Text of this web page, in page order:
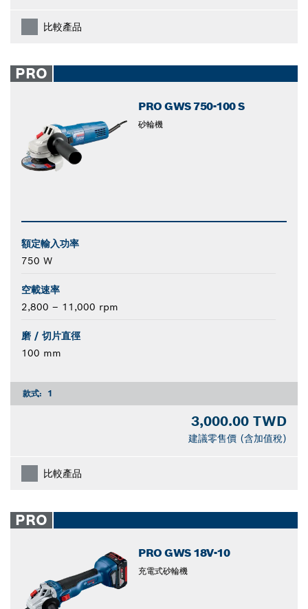
比較產品
PRO
PRO GWS 750-100 S
砂輪機
額定輸入功率
750 W
空載速率
2,800 – 11,000 rpm
磨 / 切片直徑
100 mm
款式: 1
3,000.00 TWD
建議零售價 (含加值稅)
比較產品
PRO
PRO GWS 18V-10
充電式砂輪機